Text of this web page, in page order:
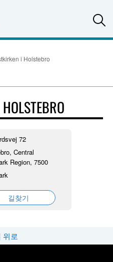
i Holstebro
72
Central
Region, 7500
길찾기
위로